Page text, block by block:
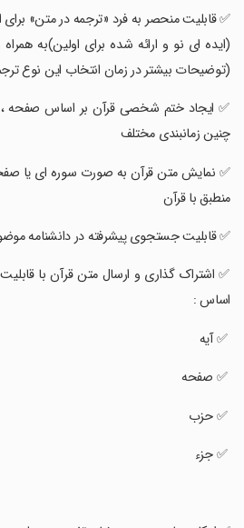
‏✅ قابلیت منحصر به فرد «ترجمه در متن» برای
(ایده ای نو و ارائه شده برای اولین)به
(توضیحات بیشتر در زمان انتخاب این نوع
‏✅ ایجاد ختم شخصی قرآن بر اساس صفحه
چنین زمانبندی مختلف
‏✅ نمایش متن قرآن به صورت سوره ای یا
منطبق با قرآن
‏✅ قابلیت جستجوی پیشرفته در دانشنامه
‏✅ اشتراک گذاری و ارسال متن قرآن با
اساس :
‏ ✅ آیه
‏ ✅ صفحه
‏ ✅ حزب
‏ ✅ جزء